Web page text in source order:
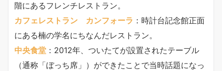
階にあるフレンチレストラン。
カフェレストラン カンフォーラ ：時計台記念館正面
にある楠の学名にちなんだレストラン。
中央食堂 ：2012年、ついたてが設置されたテーブル
（通称「ぼっち席」）ができたことで当時話題になっ